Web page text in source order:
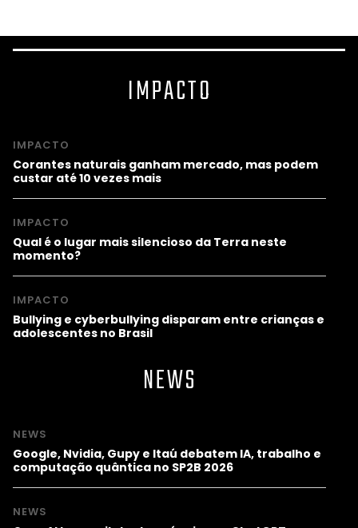
IMPACTO
IMPACTO
Corantes naturais ganham mercado, mas podem
custar até 10 vezes mais
IMPACTO
Qual é o lugar mais silencioso da Terra neste
momento?
IMPACTO
Bullying e cyberbullying disparam entre crianças e
adolescentes no Brasil
NEWS
NEWS
Google, Nvidia, Gupy e Itaú debatem IA, trabalho e
computação quântica no SP2B 2026
NEWS